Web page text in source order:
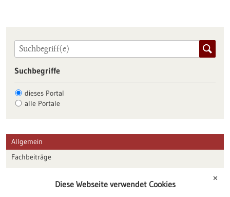
Suchbegriffe
dieses Portal
alle Portale
Allgemein
Fachbeiträge
Veranstaltungen
✕
Diese Webseite verwendet Cookies